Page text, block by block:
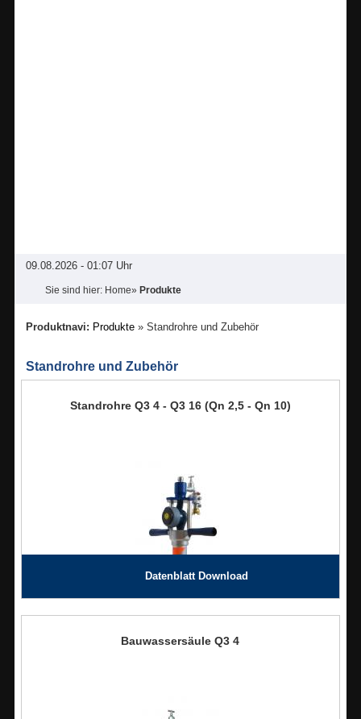
09.08.2026 - 01:07 Uhr
Sie sind hier: Home» Produkte
Produktnavi: Produkte » Standrohre und Zubehör
Standrohre und Zubehör
Standrohre Q3 4 - Q3 16 (Qn 2,5 - Qn 10)
Datenblatt Download
Bauwassersäule Q3 4